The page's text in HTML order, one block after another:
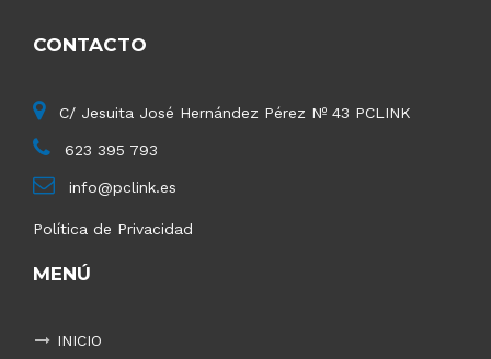
CONTACTO
C/ Jesuita José Hernández Pérez Nº 43 PCLINK
623 395 793
info@pclink.es
Política de Privacidad
MENÚ
INICIO